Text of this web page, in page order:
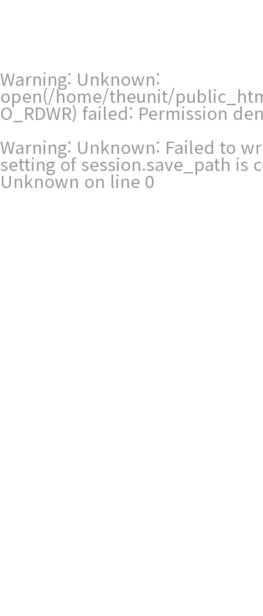
Warning: Unknown:
open(/home/theunit/
O_RDWR) failed: Permission
Warning: Unknown: Failed to
setting of session.save_path
Unknown on line 0